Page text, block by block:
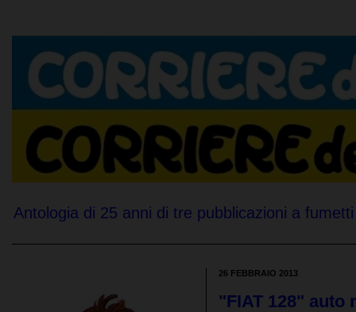
Antologia di 25 anni di tre pubblicazioni a
26 FEBBRAIO 2013
"FIAT 128" auto